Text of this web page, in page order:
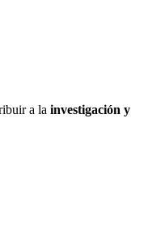
a la investigación y